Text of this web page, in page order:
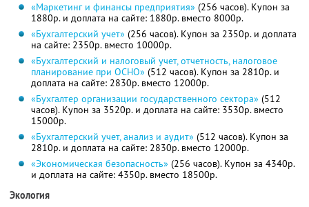
«Маркетинг и финансы предприятия» (256 часов). Купон за
1880р. и доплата на сайте: 1880р. вместо 8000р.
«Бухгалтерский учет» (256 часов). Купон за 2350р. и доплата
на сайте: 2350р. вместо 10000р.
«Бухгалтерский и налоговый учет, отчетность, налоговое
планирование при ОСНО» (512 часов). Купон за 2810р. и
доплата на сайте: 2830р. вместо 12000р.
«Бухгалтер организации государственного сектора» (512
часов). Купон за 3520р. и доплата на сайте: 3530р. вместо
15000р.
«Бухгалтерский учет, анализ и аудит» (512 часов). Купон за
2810р. и доплата на сайте: 2830р. вместо 12000р.
«Экономическая безопасность» (256 часов). Купон за 4340р.
и доплата на сайте: 4350р. вместо 18500р.
Экология